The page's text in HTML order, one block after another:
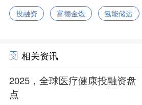
投融资 富德金煜 氢能储运
相关资讯
2025，全球医疗健康投融资盘
点